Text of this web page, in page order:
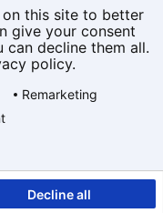
this site to better
give your consent
decline them all.
policy.
Remarketing
Decline all